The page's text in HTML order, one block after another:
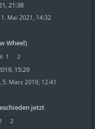
21:38
Mai 2021, 14:32
Wheel)
1 2
15:29
, 5. März 2019, 12:41
jetzt
1 2